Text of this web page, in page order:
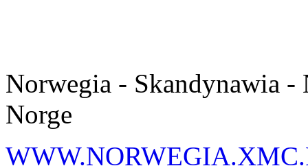
Norwegia - Skandynawia
Norge